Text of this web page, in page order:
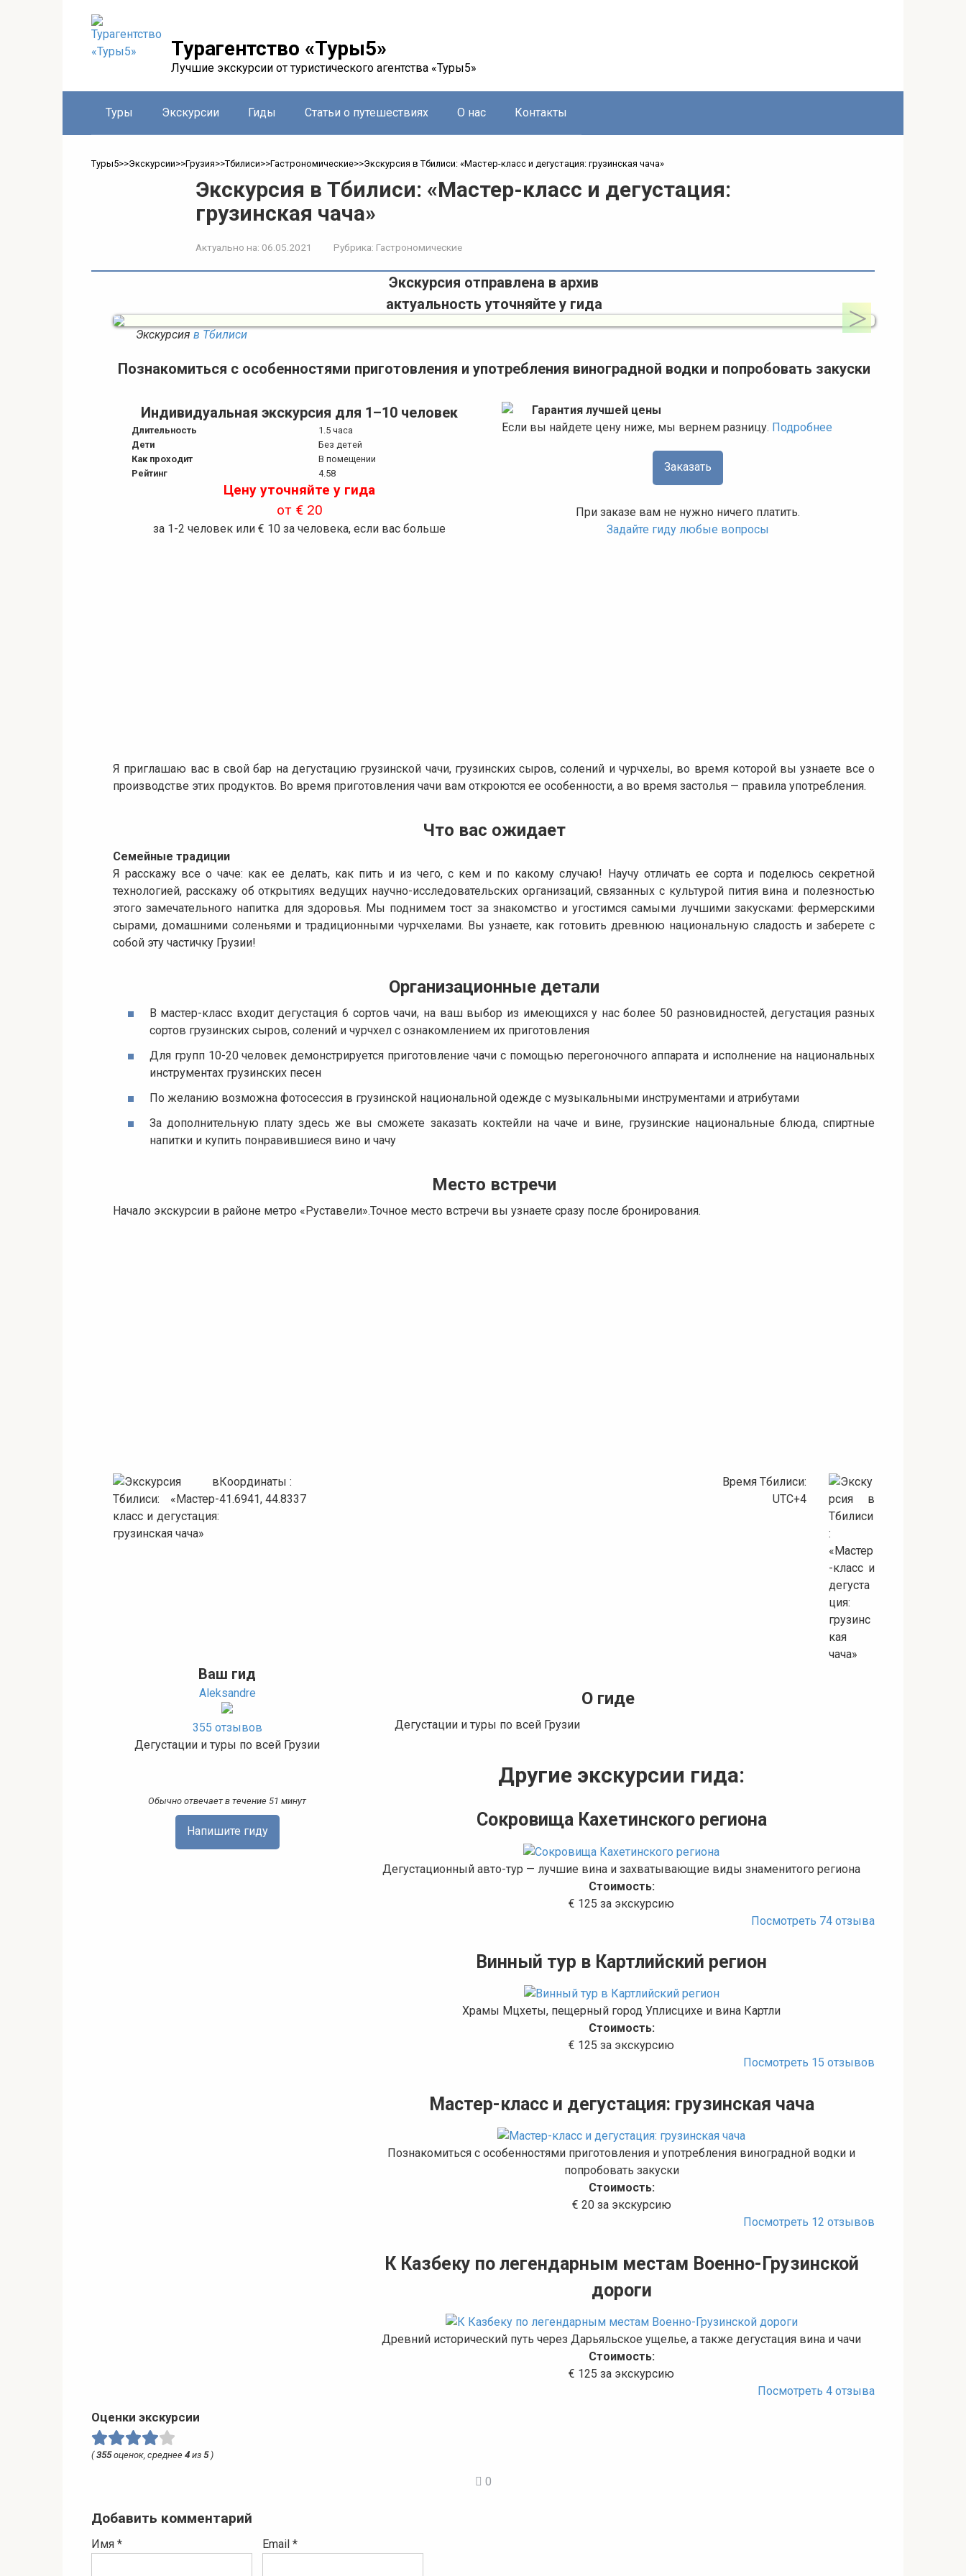
Турагентство «Туры5»
Лучшие экскурсии от туристического агентства «Туры5»
Туры Экскурсии Гиды Статьи о путешествиях О нас Контакты
Туры5>>Экскурсии>>Грузия>>Тбилиси>>Гастрономические>>Экскурсия в Тбилиси: «Мастер-класс и дегустация: грузинская чача»
Экскурсия в Тбилиси: «Мастер-класс и дегустация:
грузинская чача»
Актуально на: 06.05.2021 Рубрика: Гастрономические
Экскурсия отправлена в архив
актуальность уточняйте у гида
Экскурсия в Тбилиси
Познакомиться с особенностями приготовления и употребления виноградной водки и попробовать закуски
Индивидуальная экскурсия для 1–10 человек
Длительность
1.5 часа
Дети
Без детей
Как проходит
В помещении
Рейтинг
4.58
Цену уточняйте у гида
от € 20
за 1-2 человек или € 10 за человека, если вас больше
Гарантия лучшей цены
Если вы найдете цену ниже, мы вернем разницу. Подробнее
Заказать
При заказе вам не нужно ничего платить.
Задайте гиду любые вопросы
Я приглашаю вас в свой бар на дегустацию грузинской чачи, грузинских сыров, солений и чурчхелы, во время которой вы узнаете все о
производстве этих продуктов. Во время приготовления чачи вам откроются ее особенности, а во время застолья — правила употребления.
Что вас ожидает
Семейные традиции
Я расскажу все о чаче: как ее делать, как пить и из чего, с кем и по какому случаю! Научу отличать ее сорта и поделюсь секретной
технологией, расскажу об открытиях ведущих научно-исследовательских организаций, связанных с культурой пития вина и полезностью
этого замечательного напитка для здоровья. Мы поднимем тост за знакомство и угостимся самыми лучшими закусками: фермерскими
сырами, домашними соленьями и традиционными чурчхелами. Вы узнаете, как готовить древнюю национальную сладость и заберете с
собой эту частичку Грузии!
Организационные детали
В мастер-класс входит дегустация 6 сортов чачи, на ваш выбор из имеющихся у нас более 50 разновидностей, дегустация разных
сортов грузинских сыров, солений и чурчхел с ознакомлением их приготовления
Для групп 10-20 человек демонстрируется приготовление чачи с помощью перегоночного аппарата и исполнение на национальных
инструментах грузинских песен
По желанию возможна фотосессия в грузинской национальной одежде с музыкальными инструментами и атрибутами
За дополнительную плату здесь же вы сможете заказать коктейли на чаче и вине, грузинские национальные блюда, спиртные
напитки и купить понравившиеся вино и чачу
Место встречи
Начало экскурсии в районе метро «Руставели».Точное место встречи вы узнаете сразу после бронирования.
Координаты :
41.6941, 44.8337
Время Тбилиси:
UTC+4
Ваш гид
Aleksandre
355 отзывов
Дегустации и туры по всей Грузии
Обычно отвечает в течение 51 минут
Напишите гиду
О гиде
Дегустации и туры по всей Грузии
Другие экскурсии гида:
Сокровища Кахетинского региона
Дегустационный авто-тур — лучшие вина и захватывающие виды знаменитого региона
Стоимость:
€ 125 за экскурсию
Посмотреть 74 отзыва
Винный тур в Картлийский регион
Храмы Мцхеты, пещерный город Уплисцихе и вина Картли
Стоимость:
€ 125 за экскурсию
Посмотреть 15 отзывов
Мастер-класс и дегустация: грузинская чача
Познакомиться с особенностями приготовления и употребления виноградной водки и
попробовать закуски
Стоимость:
€ 20 за экскурсию
Посмотреть 12 отзывов
К Казбеку по легендарным местам Военно-Грузинской
дороги
Древний исторический путь через Дарьяльское ущелье, а также дегустация вина и чачи
Стоимость:
€ 125 за экскурсию
Посмотреть 4 отзыва
Оценки экскурсии
(355оценок, среднее 4 из 5)
0
Добавить комментарий
Имя * Email *